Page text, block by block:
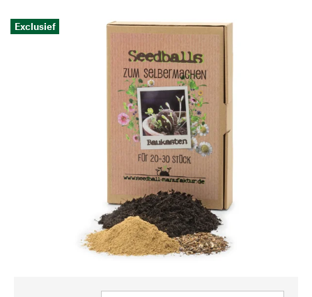
Exclusief